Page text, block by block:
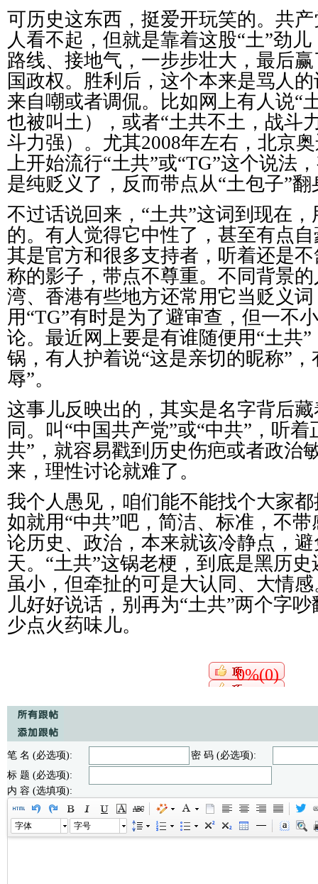
可历史这东西，挺爱开玩笑的。共
人看不起，但就是靠着这股“土”劲
路线、接地气，一步步壮大，最后
国政权。胜利后，这个本来是骂人
来自嘲或者调侃。比如网上有人说“
也被叫土），或者“土共不土，战斗
斗力强）。尤其2008年左右，北京
上开始流行“土共”或“TG”这个说法
是纯贬义了，反而带点从“土包子”
不过话说回来，“土共”这词到现在
的。有人觉得它中性了，甚至有点
其是官方和很多支持者，听着还是
称的影子，带点不尊重。不同背景
湾、香港有些地方还常用它当贬义
用“TG”有时是为了避审查，但一不
论。最近网上要是有谁随便用“土共
锅，有人护着说“这是亲切的昵称”
辱”。
这事儿反映出的，其实是名字背后
同。叫“中国共产党”或“中共”，听
共”，就容易戳到历史伤疤或者政治
来，理性讨论就难了。
我个人愚见，咱们能不能找个大家
如就用“中共”吧，简洁、标准，不
论历史、政治，本来就该冷静点，
天。“土共”这锅老梗，到底是黑历
虽小，但牵扯的可是大认同、大情
儿好好说话，别再为“土共”两个字
少点火药味儿。
0%(0)
笔 名 (必选项):
密 码 (必选项):
标 题 (必选项):
内 容 (选填项):
字体 字号